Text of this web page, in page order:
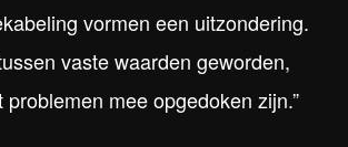
vormen een uitzondering.
vaste waarden geworden,
mee opgedoken zijn.”